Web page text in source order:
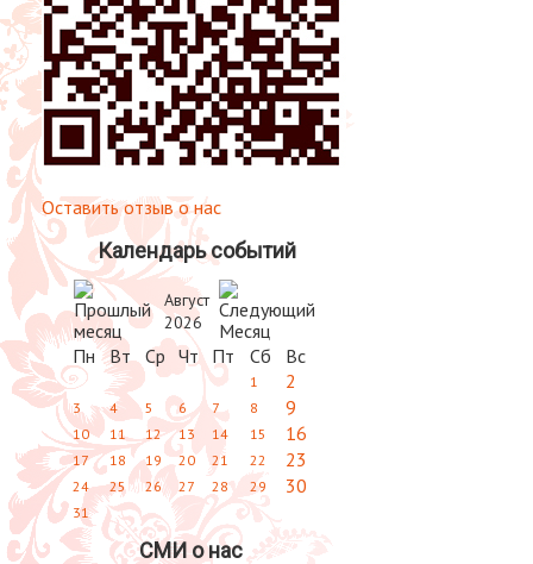
Оставить отзыв о нас
Календарь событий
Август
2026
Пн Вт Ср Чт Пт Сб Вс
1 2
3 4 5 6 7 8 9
10 11 12 13 14 15 16
17 18 19 20 21 22 23
24 25 26 27 28 29 30
31
СМИ о нас